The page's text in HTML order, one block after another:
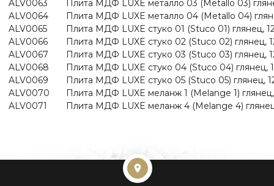
ALV0063
Плита МДФ LUXE металло 03 (Metallo 03)
ALV0064
Плита МДФ LUXE металло 04 (Metallo 04)
ALV0065
Плита МДФ LUXE стуко 01 (Stuco 01) глянец,
ALV0066
Плита МДФ LUXE стуко 02 (Stuco 02) глянец,
ALV0067
Плита МДФ LUXE стуко 03 (Stuco 03) глянец,
ALV0068
Плита МДФ LUXE стуко 04 (Stuco 04) глянец,
ALV0069
Плита МДФ LUXE стуко 05 (Stuco 05) глянец,
ALV0070
Плита МДФ LUXE меланж 1 (Melange 1)
ALV0071
Плита МДФ LUXE меланж 4 (Melange 4)